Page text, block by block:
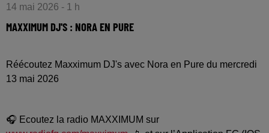
14 mai 2026 - 1 h
MAXXIMUM DJ'S : NORA EN PURE
Réécoutez Maxximum DJ's avec Nora en Pure du mercredi
13 mai 2026
🎧 Ecoutez la radio MAXXIMUM sur